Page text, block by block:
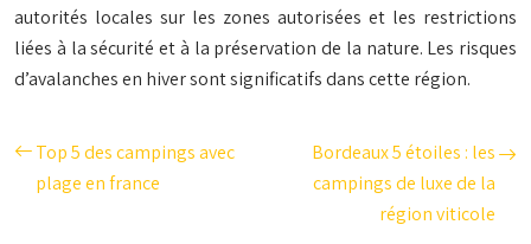
autorités locales sur les zones autorisées et les restrictions
liées à la sécurité et à la préservation de la nature. Les risques
d’avalanches en hiver sont significatifs dans cette région.
Top 5 des campings avec
plage en france
Bordeaux 5 étoiles : les
campings de luxe de la
région viticole